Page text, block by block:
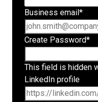
Business email *
Create Password*
This field is hidden
LinkedIn profile